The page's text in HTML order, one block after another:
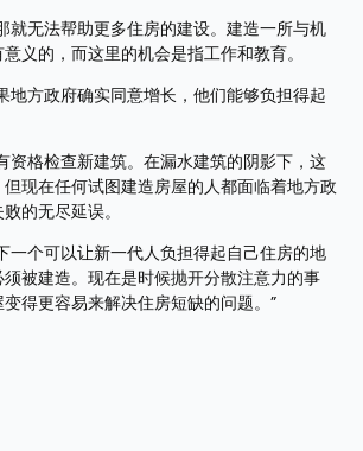
就无法帮助更多住房的建设。建造一所与机
义的，而这里的机会是指工作和教育。
地方政府确实同意增长，他们能够负担得起
资格检查新建筑。在漏水建筑的阴影下，这
现在任何试图建造房屋的人都面临着地方政
的无尽延误。
一个可以让新一代人负担得起自己住房的地
被建造。现在是时候抛开分散注意力的事
得更容易来解决住房短缺的问题。”